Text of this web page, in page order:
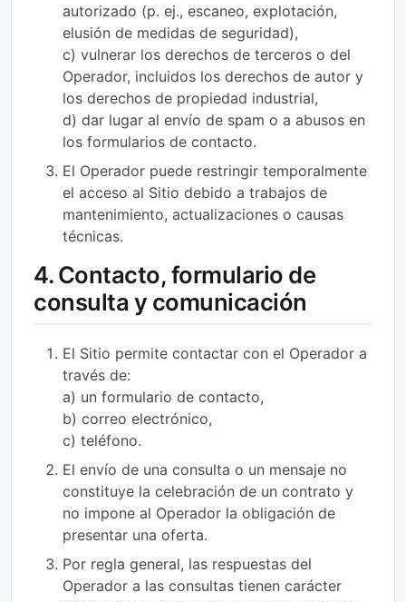
autorizado (p. ej., escaneo, explotación,
elusión de medidas de seguridad),
c) vulnerar los derechos de terceros o del
Operador, incluidos los derechos de autor y
los derechos de propiedad industrial,
d) dar lugar al envío de spam o a abusos en
los formularios de contacto.
El Operador puede restringir temporalmente
el acceso al Sitio debido a trabajos de
mantenimiento, actualizaciones o causas
técnicas.
4. Contacto, formulario de
consulta y comunicación
El Sitio permite contactar con el Operador a
través de:
a) un formulario de contacto,
b) correo electrónico,
c) teléfono.
El envío de una consulta o un mensaje no
constituye la celebración de un contrato y
no impone al Operador la obligación de
presentar una oferta.
Por regla general, las respuestas del
Operador a las consultas tienen carácter